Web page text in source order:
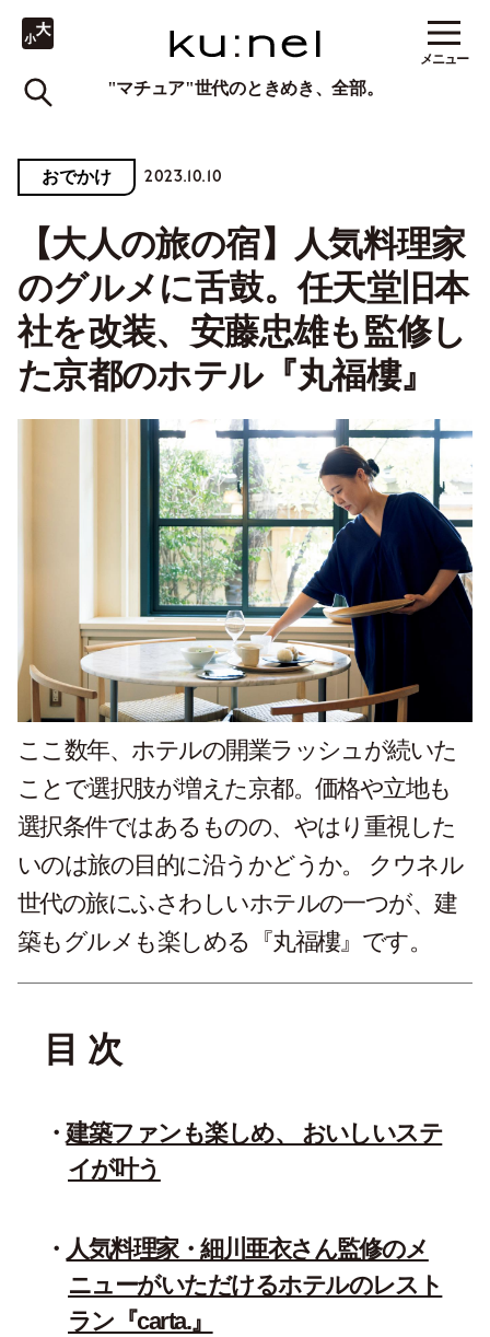
"マチュア"世代のときめき、全部。
メニュー
おでかけ 2023.10.10
【大人の旅の宿】人気料理家
のグルメに舌鼓。任天堂旧本
社を改装、安藤忠雄も監修し
た京都のホテル『丸福樓』
ここ数年、ホテルの開業ラッシュが続いた
ことで選択肢が増えた京都。価格や立地も
選択条件ではあるものの、やはり重視した
いのは旅の目的に沿うかどうか。 クウネル
世代の旅にふさわしいホテルの一つが、建
築もグルメも楽しめる『丸福樓』です。
目 次
建築ファンも楽しめ、 おいしいステ
イが叶う
人気料理家・細川亜衣さん監修のメ
ニューがいただけるホテルのレスト
ラン『carta.』